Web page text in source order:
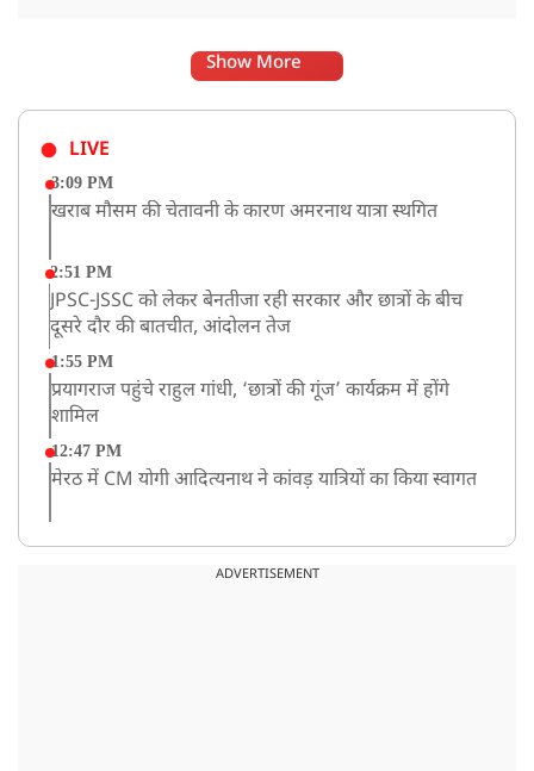
Show More
LIVE
3:09 PM
खराब मौसम की चेतावनी के कारण अमरनाथ यात्रा स्थगित
2:51 PM
JPSC-JSSC को लेकर बेनतीजा रही सरकार और छात्रों के बीच
दूसरे दौर की बातचीत, आंदोलन तेज
1:55 PM
प्रयागराज पहुंचे राहुल गांधी, ‘छात्रों की गूंज’ कार्यक्रम में होंगे
शामिल
12:47 PM
मेरठ में CM योगी आदित्यनाथ ने कांवड़ यात्रियों का किया स्वागत
असम बाढ़: 13 जिलों में 15 लाख से ज्यादा लोग प्रभावित, मृतकों
ADVERTISEMENT